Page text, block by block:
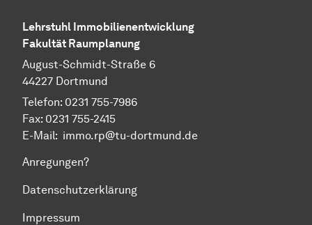
Lehrstuhl Immobilienentwicklung
Fakultät Raumplanung
August-Schmidt-Straße 6
44227 Dortmund
Telefon: 0231 755-7986
Fax: 0231 755-2415
E-Mail: immo.rp@tu-dortmund.de
Anregungen?
Datenschutzerklärung
Impressum